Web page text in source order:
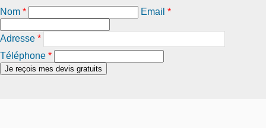
Nom * Email *
Adresse *
Téléphone *